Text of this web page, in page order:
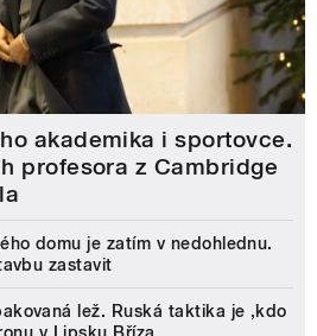
akademika i sportovce.
profesora z Cambridge
domu je zatím v nedohlednu.
zastavit
lež. Ruská taktika je ‚kdo